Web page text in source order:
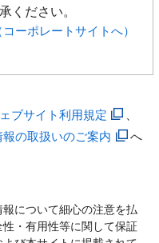
ください。
ーポレートサイトへ）
ブサイト利用規定
報の取扱いのご案内
へ
について細心の注意を払
・有用性等に関して保証